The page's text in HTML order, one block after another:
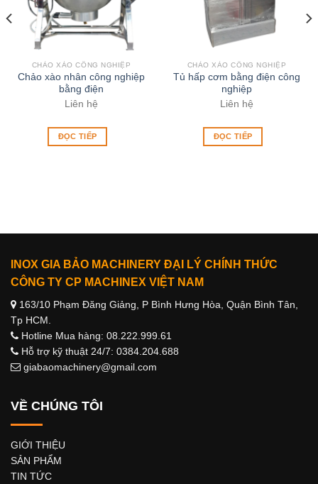
CHẢO XÀO CÔNG NGHIỆP
Chảo xào nhân công nghiệp
bằng điện
Liên hệ
ĐỌC TIẾP
CHẢO XÀO CÔNG NGHIỆP
Tủ hấp cơm bằng điện công
nghiệp
Liên hệ
ĐỌC TIẾP
INOX GIA BẢO MACHINERY ĐẠI LÝ CHÍNH THỨC
CÔNG TY CP MACHINEX VIỆT NAM
163/10 Phạm Đăng Giảng, P Bình Hưng Hòa, Quận Bình Tân,
Tp HCM.
Hotline Mua hàng: 08.222.999.61
Hỗ trợ kỹ thuật 24/7: 0384.204.688
giabaomachinery@gmail.com
VỀ CHÚNG TÔI
GIỚI THIỆU
SẢN PHẨM
TIN TỨC